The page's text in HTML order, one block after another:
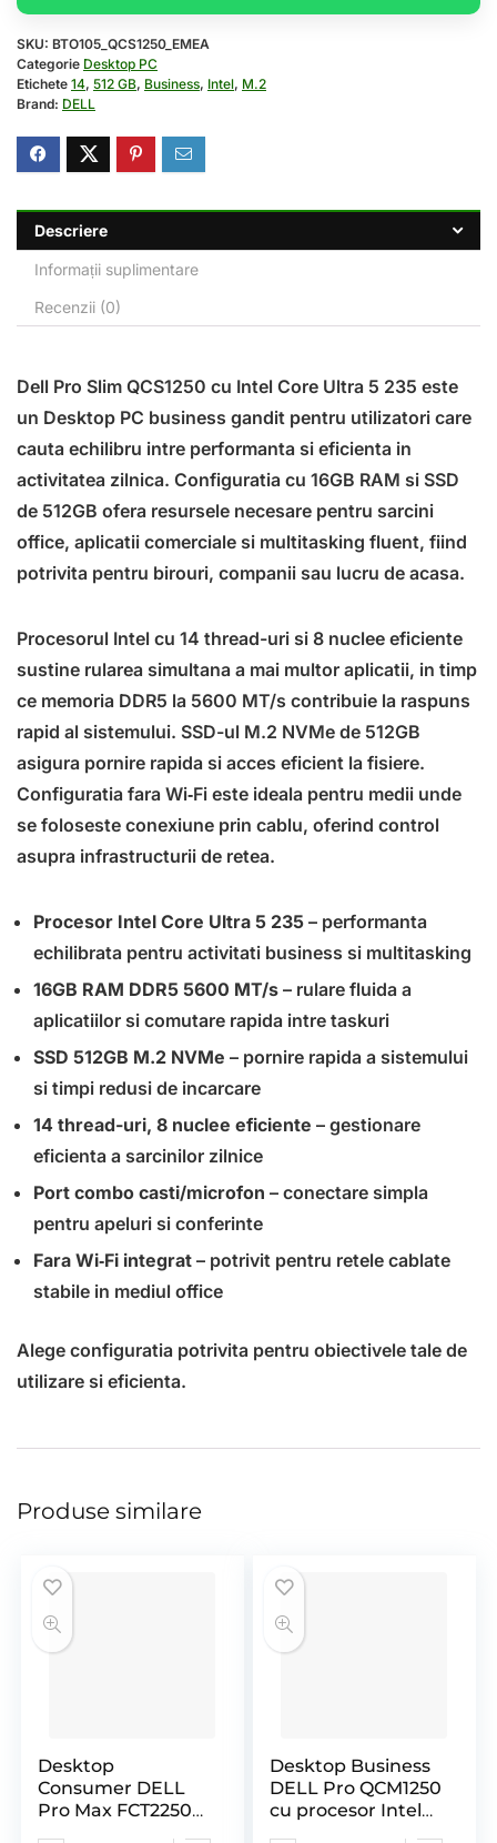
SKU: BTO105_QCS1250_EMEA
Categorie Desktop PC
Etichete 14, 512 GB, Business, Intel, M.2
Brand: DELL
Descriere
Informații suplimentare
Recenzii (0)
Dell Pro Slim QCS1250 cu Intel Core Ultra 5 235 este
un Desktop PC business gandit pentru utilizatori care
cauta echilibru intre performanta si eficienta in
activitatea zilnica. Configuratia cu 16GB RAM si SSD
de 512GB ofera resursele necesare pentru sarcini
office, aplicatii comerciale si multitasking fluent, fiind
potrivita pentru birouri, companii sau lucru de acasa.
Procesorul Intel cu 14 thread-uri si 8 nuclee eficiente
sustine rularea simultana a mai multor aplicatii, in timp
ce memoria DDR5 la 5600 MT/s contribuie la raspuns
rapid al sistemului. SSD-ul M.2 NVMe de 512GB
asigura pornire rapida si acces eficient la fisiere.
Configuratia fara Wi‑Fi este ideala pentru medii unde
se foloseste conexiune prin cablu, oferind control
asupra infrastructurii de retea.
Procesor Intel Core Ultra 5 235 – performanta
echilibrata pentru activitati business si multitasking
16GB RAM DDR5 5600 MT/s – rulare fluida a
aplicatiilor si comutare rapida intre taskuri
SSD 512GB M.2 NVMe – pornire rapida a sistemului
si timpi redusi de incarcare
14 thread-uri, 8 nuclee eficiente – gestionare
eficienta a sarcinilor zilnice
Port combo casti/microfon – conectare simpla
pentru apeluri si conferinte
Fara Wi‑Fi integrat – potrivit pentru retele cablate
stabile in mediul office
Alege configuratia potrivita pentru obiectivele tale de
utilizare si eficienta.
Produse similare
Desktop
Consumer DELL
Pro Max FCT2250
Desktop Business
DELL Pro QCM1250
cu procesor Intel